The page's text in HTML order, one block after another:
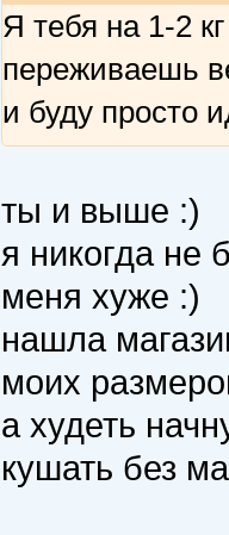
Я тебя на 1-2
переживаешь
и буду просто
ты и выше :)
я никогда не
меня хуже :)
нашла
моих
а худеть
кушать без